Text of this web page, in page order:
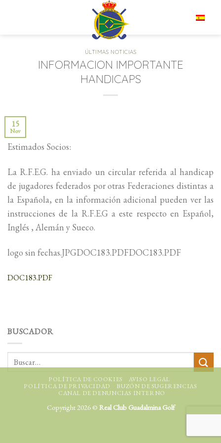
ÚLTIMAS NOTICIAS
INFORMACION IMPORTANTE
HANDICAPS
15
Nov
Estimados Socios:
La R.F.E.G. ha enviado un circular referida al handicap
de jugadores federados por otras Federaciones distintas a
la Española, en la información adicional pueden ver las
instrucciones de la R.F.E.G a este respecto en Español,
Inglés , Alemán y Sueco.
logo sin fechas.JPGDOC183.PDFDOC183.PDF
DOC183.PDF
BUSCADOR
POLÍTICA DE COOKIES
AVISO LEGAL
POLÍTICA DE PRIVACIDAD
BUZÓN DE SUGERENCIAS
CANAL DE DENUNCIAS INTERNO
Copyright 2026 © Real Club Guadalmina Golf